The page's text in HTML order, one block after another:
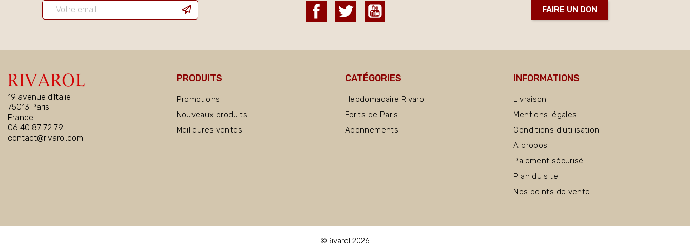
Facebook Twitter FAIRE UN DON
19 avenue d'Italie
75013 Paris
France
06 40 87 72 79
contact@rivarol.com
PRODUITS
Promotions
Nouveaux produits
Meilleures ventes
CATÉGORIES
Hebdomadaire Rivarol
Ecrits de Paris
Abonnements
INFORMATIONS
Livraison
Mentions légales
Conditions d'utilisation
A propos
Paiement sécurisé
Plan du site
Nos points de vente
©Rivarol 2026